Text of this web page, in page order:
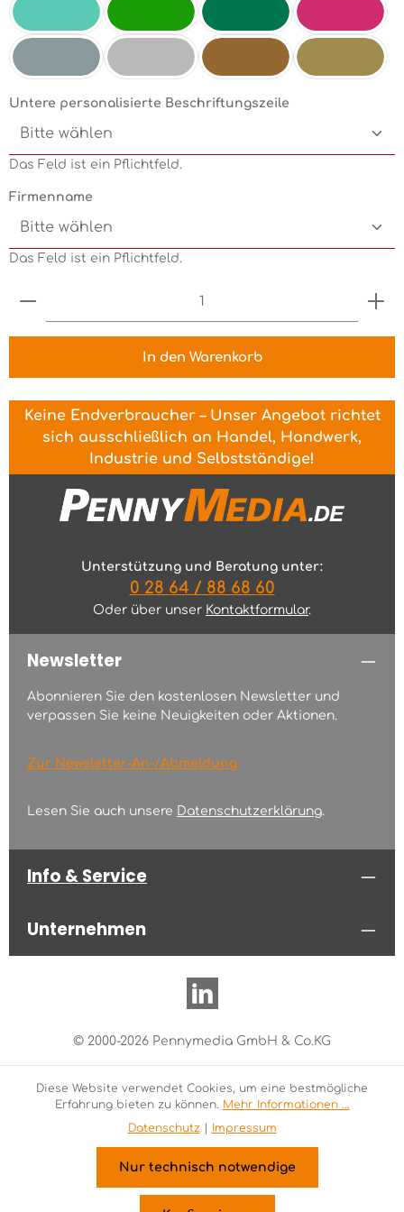
Mint Electricgreen Grün Pink
Untere personalisierte Beschriftungszeile
Das Feld ist ein Pflichtfeld.
Firmenname
Das Feld ist ein Pflichtfeld.
Produkt Anzahl: Gib den gewünschten Wert
In den Warenkorb
Keine Endverbraucher – Unser Angebot richtet
sich ausschließlich an Handel, Handwerk,
Industrie und Selbstständige!
Unterstützung und Beratung unter:
0 28 64 / 88 68 60
Oder über unser Kontaktformular.
Newsletter
Abonnieren Sie den kostenlosen Newsletter und
verpassen Sie keine Neuigkeiten oder Aktionen.
Zur Newsletter-An-/Abmeldung
Lesen Sie auch unsere Datenschutzerklärung.
Info & Service
Unternehmen
© 2000-2026 Pennymedia GmbH & Co.KG
Diese Website verwendet Cookies, um eine bestmögliche
Erfahrung bieten zu können. Mehr Informationen ...
Datenschutz| Impressum
Nur technisch notwendige